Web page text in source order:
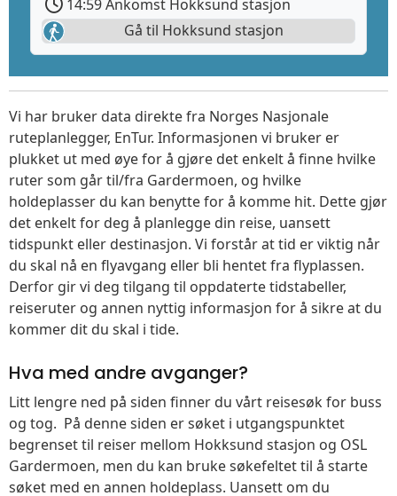
14:59 Ankomst Hokksund stasjon
Gå til Hokksund stasjon
Vi har bruker data direkte fra Norges Nasjonale
ruteplanlegger, EnTur. Informasjonen vi bruker er
plukket ut med øye for å gjøre det enkelt å finne hvilke
ruter som går til/fra Gardermoen, og hvilke
holdeplasser du kan benytte for å komme hit. Dette gjør
det enkelt for deg å planlegge din reise, uansett
tidspunkt eller destinasjon. Vi forstår at tid er viktig når
du skal nå en flyavgang eller bli hentet fra flyplassen.
Derfor gir vi deg tilgang til oppdaterte tidstabeller,
reiseruter og annen nyttig informasjon for å sikre at du
kommer dit du skal i tide.
Hva med andre avganger?
Litt lengre ned på siden finner du vårt reisesøk for buss
og tog. På denne siden er søket i utgangspunktet
begrenset til reiser mellom Hokksund stasjon og OSL
Gardermoen, men du kan bruke søkefeltet til å starte
søket med en annen holdeplass. Uansett om du